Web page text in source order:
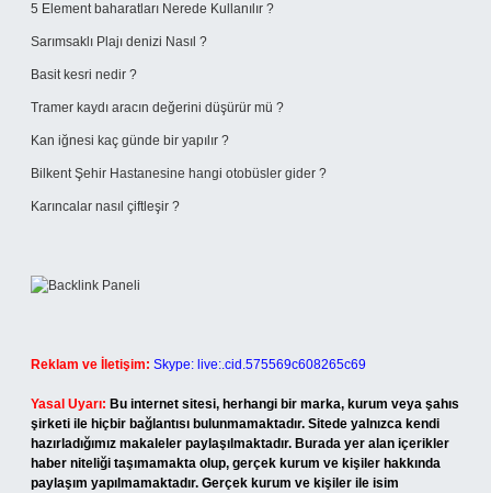
5 Element baharatları Nerede Kullanılır ?
Sarımsaklı Plajı denizi Nasıl ?
Basit kesri nedir ?
Tramer kaydı aracın değerini düşürür mü ?
Kan iğnesi kaç günde bir yapılır ?
Bilkent Şehir Hastanesine hangi otobüsler gider ?
Karıncalar nasıl çiftleşir ?
Reklam ve İletişim: Skype: live:.cid.575569c608265c69
Yasal Uyarı: Bu internet sitesi, herhangi bir marka, kurum veya şahıs
şirketi ile hiçbir bağlantısı bulunmamaktadır. Sitede yalnızca kendi
hazırladığımız makaleler paylaşılmaktadır. Burada yer alan içerikler
haber niteliği taşımamakta olup, gerçek kurum ve kişiler hakkında
paylaşım yapılmamaktadır. Gerçek kurum ve kişiler ile isim